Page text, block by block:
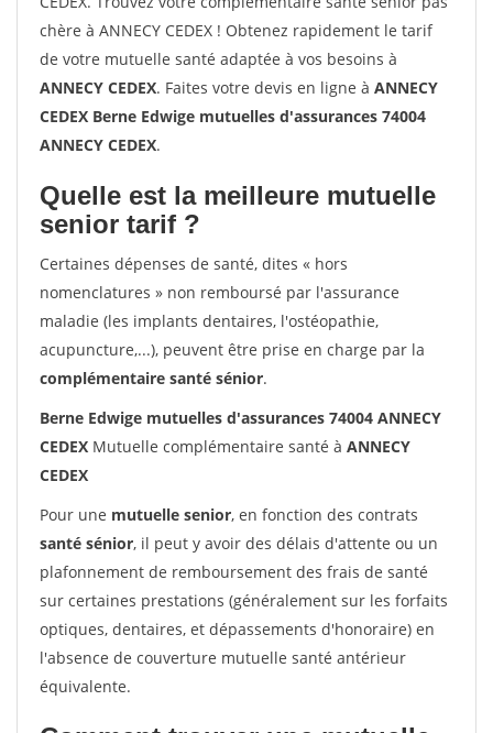
chère à ANNECY CEDEX ! Obtenez rapidement le tarif
de votre mutuelle santé adaptée à vos besoins à
ANNECY CEDEX. Faites votre devis en ligne à ANNECY
CEDEX Berne Edwige mutuelles d'assurances 74004
ANNECY CEDEX.
Quelle est la meilleure mutuelle
senior tarif ?
Certaines dépenses de santé, dites « hors
nomenclatures » non remboursé par l'assurance
maladie (les implants dentaires, l'ostéopathie,
acupuncture,...), peuvent être prise en charge par la
complémentaire santé sénior.
Berne Edwige mutuelles d'assurances 74004 ANNECY
CEDEX Mutuelle complémentaire santé à ANNECY
CEDEX
Pour une mutuelle senior, en fonction des contrats
santé sénior, il peut y avoir des délais d'attente ou un
plafonnement de remboursement des frais de santé
sur certaines prestations (généralement sur les forfaits
optiques, dentaires, et dépassements d'honoraire) en
l'absence de couverture mutuelle santé antérieur
équivalente.